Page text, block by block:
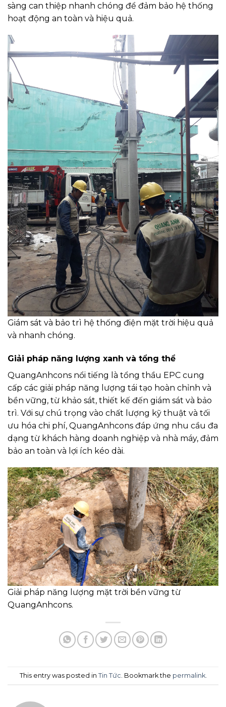
sàng can thiệp nhanh chóng để đảm bảo hệ thống
hoạt động an toàn và hiệu quả.
Giám sát và bảo trì hệ thống điện mặt trời hiệu quả
và nhanh chóng.
Giải pháp năng lượng xanh và tổng thể
QuangAnhcons nổi tiếng là tổng thầu EPC cung
cấp các giải pháp năng lượng tái tạo hoàn chỉnh và
bền vững, từ khảo sát, thiết kế đến giám sát và bảo
trì. Với sự chú trọng vào chất lượng kỹ thuật và tối
ưu hóa chi phí, QuangAnhcons đáp ứng nhu cầu đa
dạng từ khách hàng doanh nghiệp và nhà máy, đảm
bảo an toàn và lợi ích kéo dài.
Giải pháp năng lượng mặt trời bền vững từ
QuangAnhcons.
This entry was posted in Tin Tức . Bookmark the permalink.